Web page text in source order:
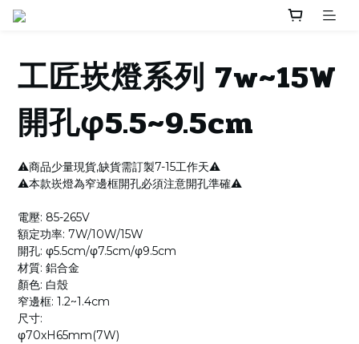
工匠崁燈系列 7w~15W
開孔φ5.5~9.5cm
⚠️商品少量現貨,缺貨需訂製7-15工作天⚠️
⚠️本款崁燈為窄邊框開孔必須注意開孔準確⚠️
電壓: 85-265V
額定功率: 7W/10W/15W
開孔: φ5.5cm/φ7.5cm/φ9.5cm
材質: 鋁合金
顏色: 白殼
窄邊框: 1.2~1.4cm
尺寸:
φ70xH65mm(7W)